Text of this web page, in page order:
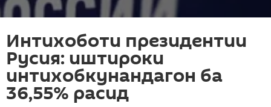
Интихоботи президентии
Русия: иштироки
интихобкунандагон ба
36,55% расид